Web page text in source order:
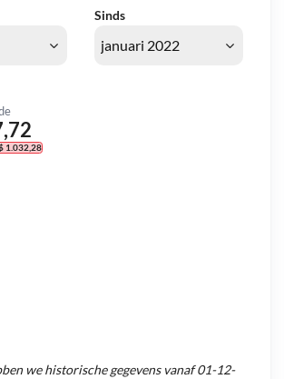
Sinds
1.032,28
we historische gegevens vanaf01-12-